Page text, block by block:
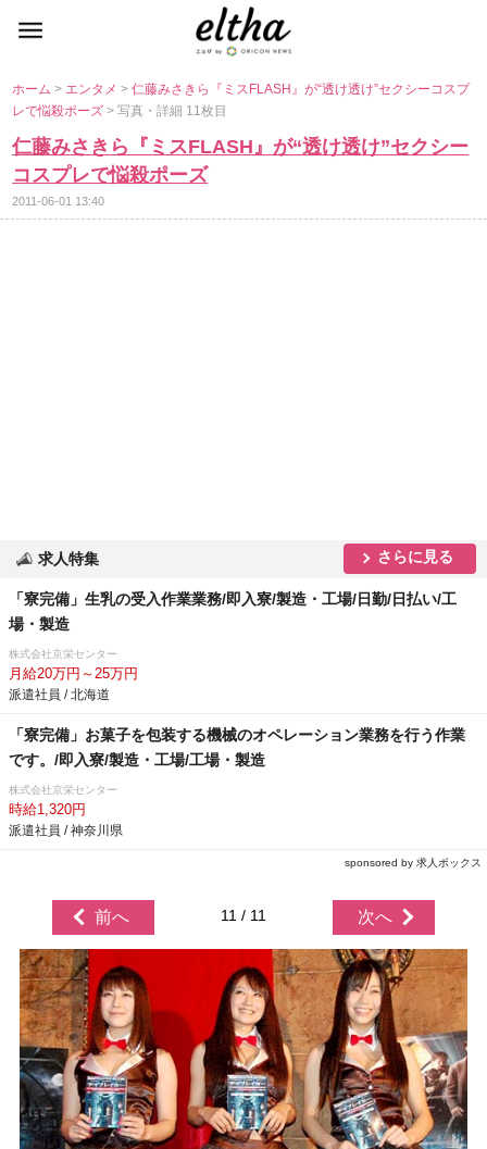
ホーム> エンタメ>仁藤みさきら『ミスFLASH』が“透け透け”セクシーコスプ
レで悩殺ポーズ> 写真・詳細 11枚目
仁藤みさきら『ミスFLASH』が“透け透け”セクシー
コスプレで悩殺ポーズ
2011-06-01 13:40
求人特集 さらに見る
「寮完備」生乳の受入作業業務/即入寮/製造・工場/日勤/日払い/工
場・製造
株式会社京栄センター
月給20万円～25万円
派遣社員 / 北海道
「寮完備」お菓子を包装する機械のオペレーション業務を行う作業
です。/即入寮/製造・工場/工場・製造
株式会社京栄センター
時給1,320円
派遣社員 / 神奈川県
sponsored by 求人ボックス
前へ 11 / 11 次へ